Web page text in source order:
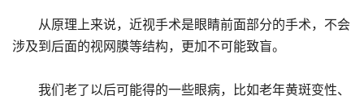
从原理上来说，近视手术是眼睛前面部分的手术，不会
涉及到后面的视网膜等结构，更加不可能致盲。
我们老了以后可能得的一些眼病，比如老年黄斑变性、